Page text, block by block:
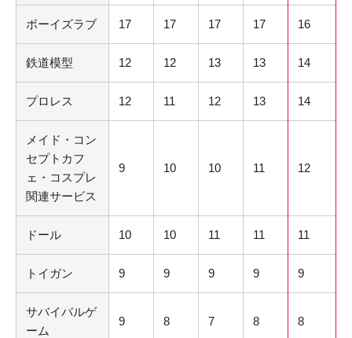
ボーイズラブ 17 17 17 17 16
鉄道模型 12 12 13 13 14
プロレス 12 11 12 13 14
メイド・コン
セプトカフ
ェ・コスプレ
関連サービス
9 10 10 11 12
ドール 10 10 11 11 11
トイガン 9 9 9 9 9
サバイバルゲ
ーム
9 8 7 8 8